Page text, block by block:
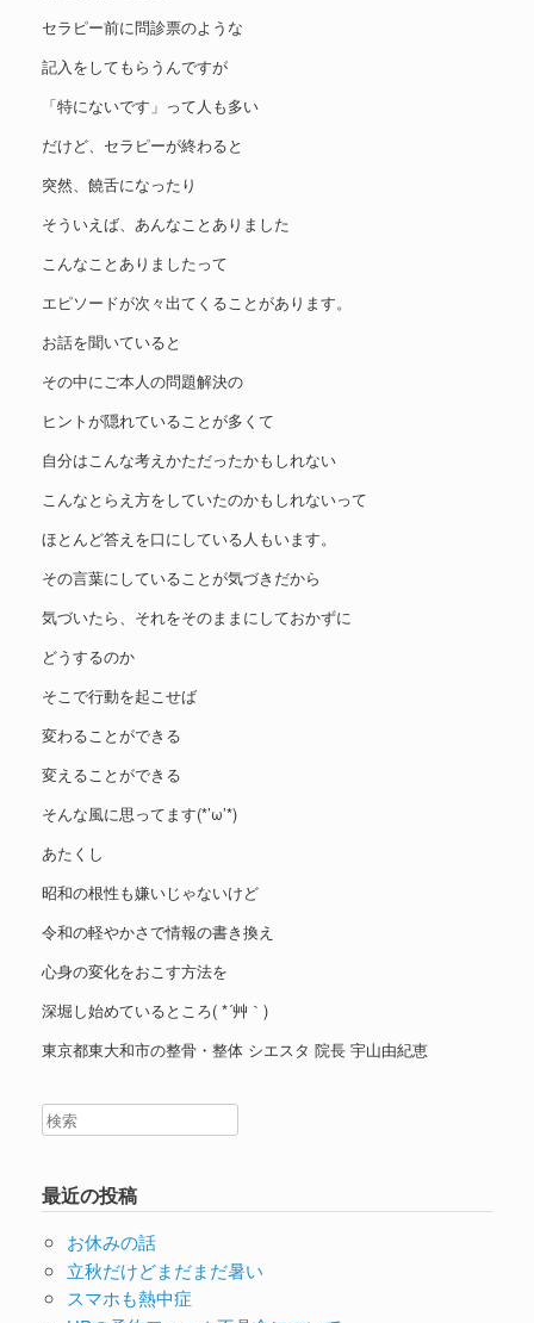
セラピー前に問診票のような
記入をしてもらうんですが
「特にないです」って人も多い
だけど、セラピーが終わると
突然、饒舌になったり
そういえば、あんなことありました
こんなことありましたって
エピソードが次々出てくることがあります。
お話を聞いていると
その中にご本人の問題解決の
ヒントが隠れていることが多くて
自分はこんな考えかただったかもしれない
こんなとらえ方をしていたのかもしれないって
ほとんど答えを口にしている人もいます。
その言葉にしていることが気づきだから
気づいたら、それをそのままにしておかずに
どうするのか
そこで行動を起こせば
変わることができる
変えることができる
そんな風に思ってます(*’ω’*)
あたくし
昭和の根性も嫌いじゃないけど
令和の軽やかさで情報の書き換え
心身の変化をおこす方法を
深堀し始めているところ( *´艸｀)
東京都東大和市の整骨・整体 シエスタ 院長 宇山由紀恵
最近の投稿
お休みの話
立秋だけどまだまだ暑い
スマホも熱中症